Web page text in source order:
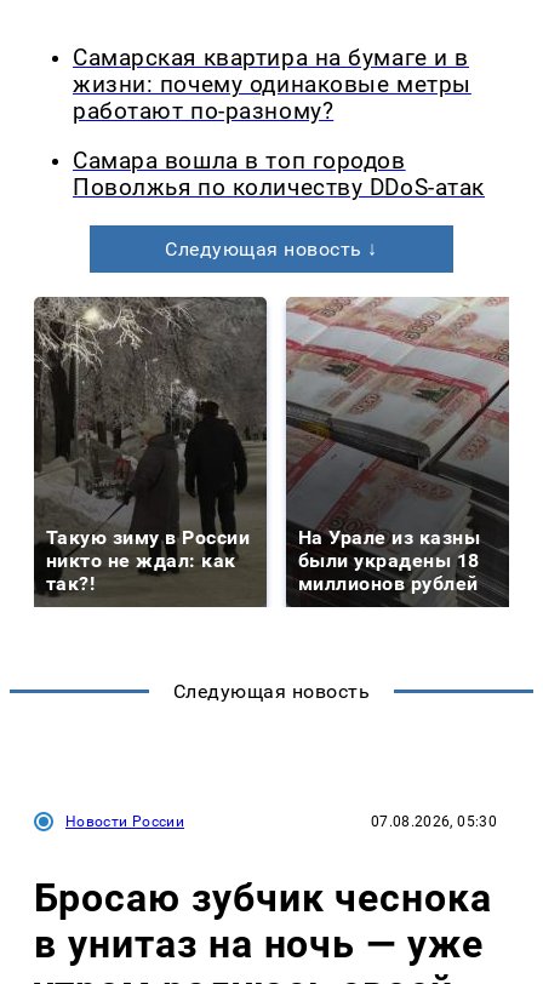
Самарская квартира на бумаге и в
жизни: почему одинаковые метры
работают по-разному?
Самара вошла в топ городов
Поволжья по количеству DDoS-атак
Следующая новость ↓
Такую зиму в России
никто не ждал: как
так?!
На Урале из казны
были украдены 18
миллионов рублей
Следующая новость
Новости России 07.08.2026, 05:30
Бросаю зубчик чеснока
в унитаз на ночь — уже